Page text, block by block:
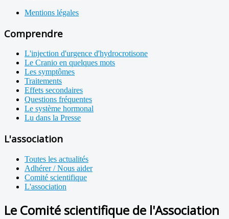
Mentions légales
Comprendre
L'injection d'urgence d'hydrocrotisone
Le Cranio en quelques mots
Les symptômes
Traitements
Effets secondaires
Questions fréquentes
Le système hormonal
Lu dans la Presse
L'association
Toutes les actualités
Adhérer / Nous aider
Comité scientifique
L'association
Le Comité scientifique de l'Association